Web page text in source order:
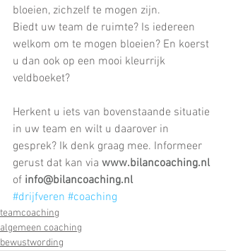
bloeien, zichzelf te mogen zijn.
Biedt uw team de ruimte? Is iedereen
welkom om te mogen bloeien? En koerst
u dan ook op een mooi kleurrijk
veldboeket?
Herkent u iets van bovenstaande situatie
in uw team en wilt u daarover in
gesprek? Ik denk graag mee. Informeer
gerust dat kan via www.bilancoaching.nl
of info@bilancoaching.nl
#drijfveren #coaching
teamcoaching
algemeen coaching
bewustwording